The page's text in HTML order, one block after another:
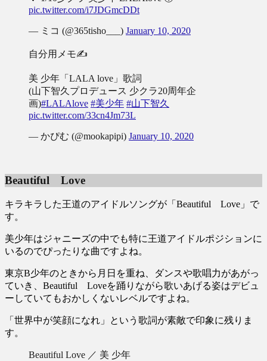
pic.twitter.com/i7JDGmcDDt
— ミコ (@365tisho___) January 10, 2020
自分用メモ✍️
美 少年「LALA love」歌詞
(山下智久プロデュース 少クラ20周年企
画)#LALAlove #美少年 #山下智久
pic.twitter.com/33cn4Jm73L
— かぴむ (@mookapipi) January 10, 2020
Beautiful Love
キラキラした王道のアイドルソングが「Beautiful Love」で
す。
美少年はジャニーズの中でも特に王道アイドルポジションに
いるのでぴったりな曲ですよね。
東京B少年のときから月日を重ね、ダンスや歌唱力があがっ
ていき、Beautiful Loveを踊りながら歌いあげる姿はデビュ
ーしていてもおかしくないレベルですよね。
「世界中が笑顔になれ」という歌詞が素敵で印象に残りま
す。
Beautiful Love ／ 美 少年